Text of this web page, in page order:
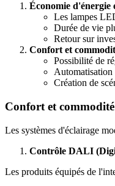
Économie d'énergie
Les lampes
Durée de vie
Retour sur
Confort et commodité
Possibilité de
Automatisation
Création de
Confort et commodité
Les systèmes d'éclairage
Contrôle DALI
Les produits équipés de